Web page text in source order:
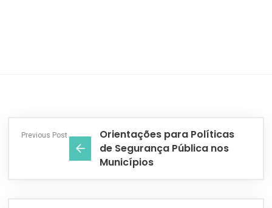
Previous Post
Orientações para Políticas
de Segurança Pública nos
Municípios